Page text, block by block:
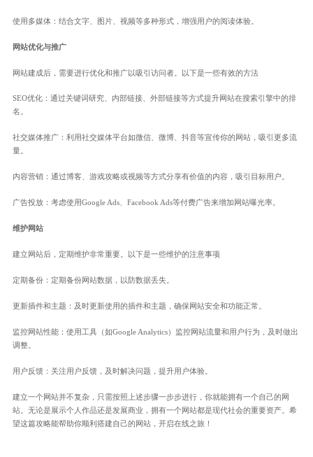
使用多媒体：结合文字、图片、视频等多种形式，增强用户的阅读体验。
网站优化与推广
网站建成后，需要进行优化和推广以吸引访问者。以下是一些有效的方法
SEO优化：通过关键词研究、内部链接、外部链接等方式提升网站在搜索引擎中的排
名。
社交媒体推广：利用社交媒体平台如微信、微博、抖音等宣传你的网站，吸引更多流
量。
内容营销：通过博客、游戏攻略或视频等方式分享有价值的内容，吸引目标用户。
广告投放：考虑使用Google Ads、Facebook Ads等付费广告来增加网站曝光率。
维护网站
建立网站后，定期维护非常重要。以下是一些维护的注意事项
定期备份：定期备份网站数据，以防数据丢失。
更新插件和主题：及时更新使用的插件和主题，确保网站安全和功能正常。
监控网站性能：使用工具（如Google Analytics）监控网站流量和用户行为，及时做出
调整。
用户反馈：关注用户反馈，及时解决问题，提升用户体验。
建立一个网站并不复杂，只需按照上述步骤一步步进行，你就能拥有一个自己的网
站。无论是展示个人作品还是发展商业，拥有一个网站都是现代社会的重要资产。希
望这篇攻略能帮助你顺利搭建自己的网站，开启在线之旅！